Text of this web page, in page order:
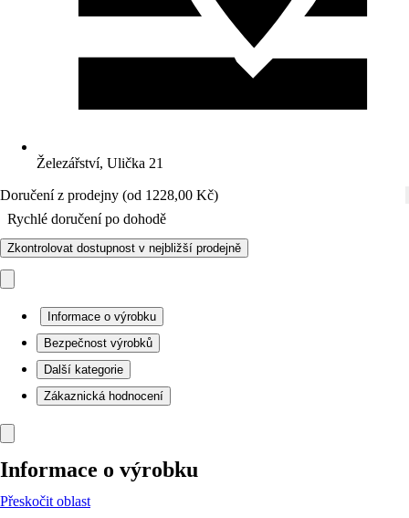
Železářství, Ulička 21
Doručení z prodejny (od 1228,00 Kč)
Rychlé doručení po dohodě
Zkontrolovat dostupnost v nejbližší prodejně
Informace o výrobku
Bezpečnost výrobků
Další kategorie
Zákaznická hodnocení
Informace o výrobku
Přeskočit oblast